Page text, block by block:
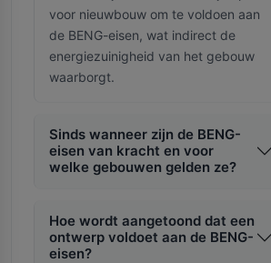
voor nieuwbouw om te voldoen aan
de BENG-eisen, wat indirect de
energiezuinigheid van het gebouw
waarborgt.
Sinds wanneer zijn de BENG-
eisen van kracht en voor
welke gebouwen gelden ze?
Hoe wordt aangetoond dat een
ontwerp voldoet aan de BENG-
eisen?